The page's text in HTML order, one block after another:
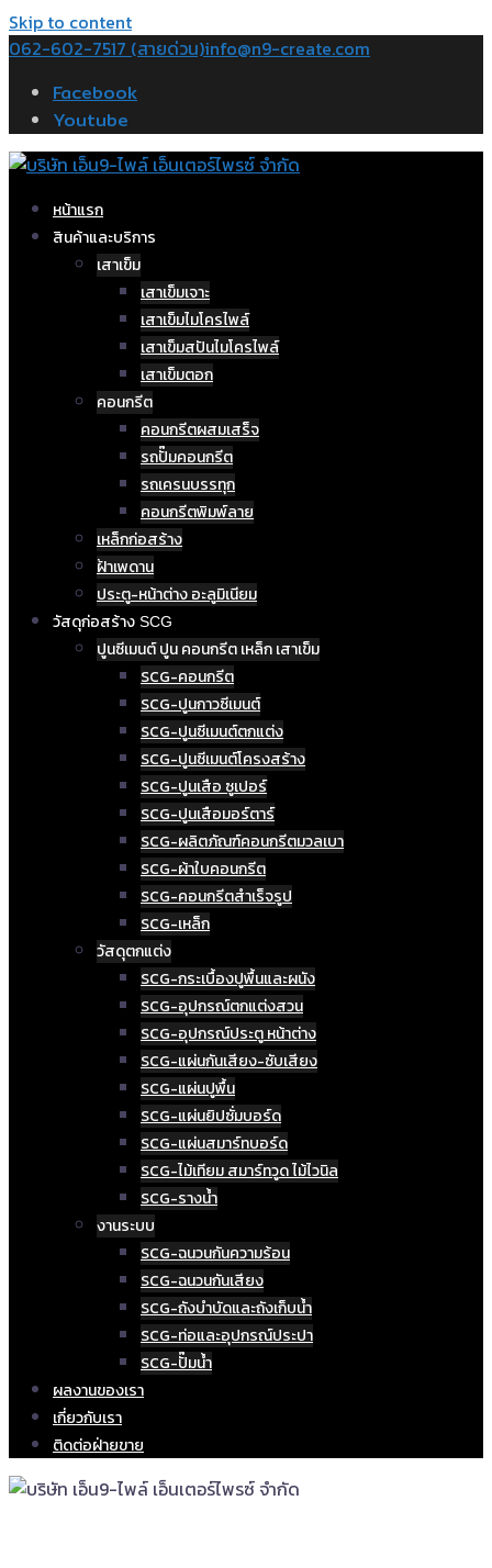
Skip to content
062-602-7517 (สายด่วน)info@n9-create.com
Facebook
Youtube
หน้าแรก
สินค้าและบริการ
เสาเข็ม
เสาเข็มเจาะ
เสาเข็มไมโครไพล์
เสาเข็มสปันไมโครไพล์
เสาเข็มตอก
คอนกรีต
คอนกรีตผสมเสร็จ
รถปั๊มคอนกรีต
รถเครนบรรทุก
คอนกรีตพิมพ์ลาย
เหล็กก่อสร้าง
ฝ้าเพดาน
ประตู-หน้าต่าง อะลูมิเนียม
วัสดุก่อสร้าง SCG
ปูนซีเมนต์ ปูน คอนกรีต เหล็ก เสาเข็ม
SCG-คอนกรีต
SCG-ปูนกาวซีเมนต์
SCG-ปูนซีเมนต์ตกแต่ง
SCG-ปูนซีเมนต์โครงสร้าง
SCG-ปูนเสือ ซูเปอร์
SCG-ปูนเสือมอร์ตาร์
SCG-ผลิตภัณฑ์คอนกรีตมวลเบา
SCG-ผ้าใบคอนกรีต
SCG-คอนกรีตสำเร็จรูป
SCG-เหล็ก
วัสดุตกแต่ง
SCG-กระเบื้องปูพื้นและผนัง
SCG-อุปกรณ์ตกแต่งสวน
SCG-อุปกรณ์ประตู หน้าต่าง
SCG-แผ่นกันเสียง-ซับเสียง
SCG-แผ่นปูพื้น
SCG-แผ่นยิปซั่มบอร์ด
SCG-แผ่นสมาร์ทบอร์ด
SCG-ไม้เทียม สมาร์ทวูด ไม้ไวนิล
SCG-รางน้ำ
งานระบบ
SCG-ฉนวนกันความร้อน
SCG-ฉนวนกันเสียง
SCG-ถังบำบัดและถังเก็บน้ำ
SCG-ท่อและอุปกรณ์ประปา
SCG-ปั๊มน้ำ
ผลงานของเรา
เกี่ยวกับเรา
ติดต่อฝ่ายขาย